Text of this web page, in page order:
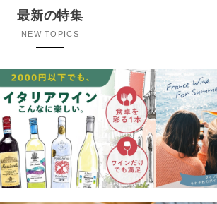
最新の特集
NEW TOPICS